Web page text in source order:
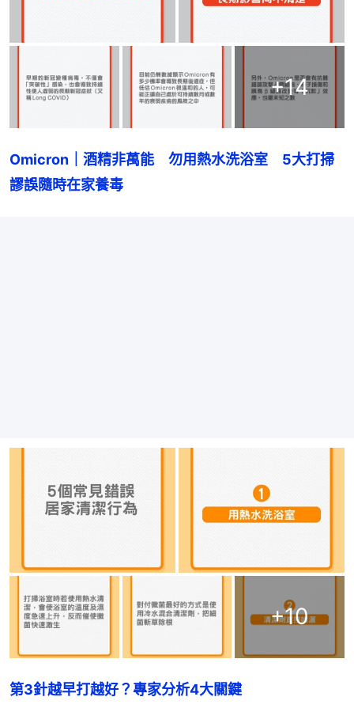
+14
Omicron｜酒精非萬能　勿用熱水洗浴室　5大打掃
謬誤隨時在家養毒
+10
第3針越早打越好？專家分析4大關鍵